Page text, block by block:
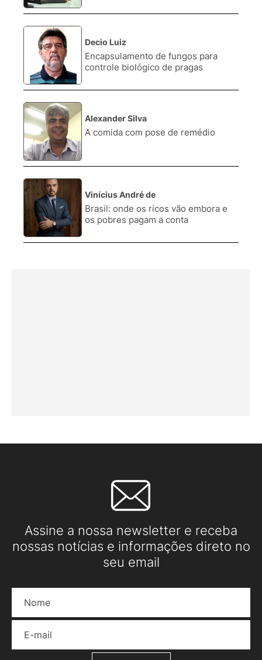
Decio Luiz
Encapsulamento de fungos para
controle biológico de pragas
3.
Alexander Silva
A comida com pose de remédio
Vinícius André de
Brasil: onde os ricos vão embora e
os pobres pagam a conta
Assine a nossa newsletter e receba
nossas notícias e informações direto no
seu email